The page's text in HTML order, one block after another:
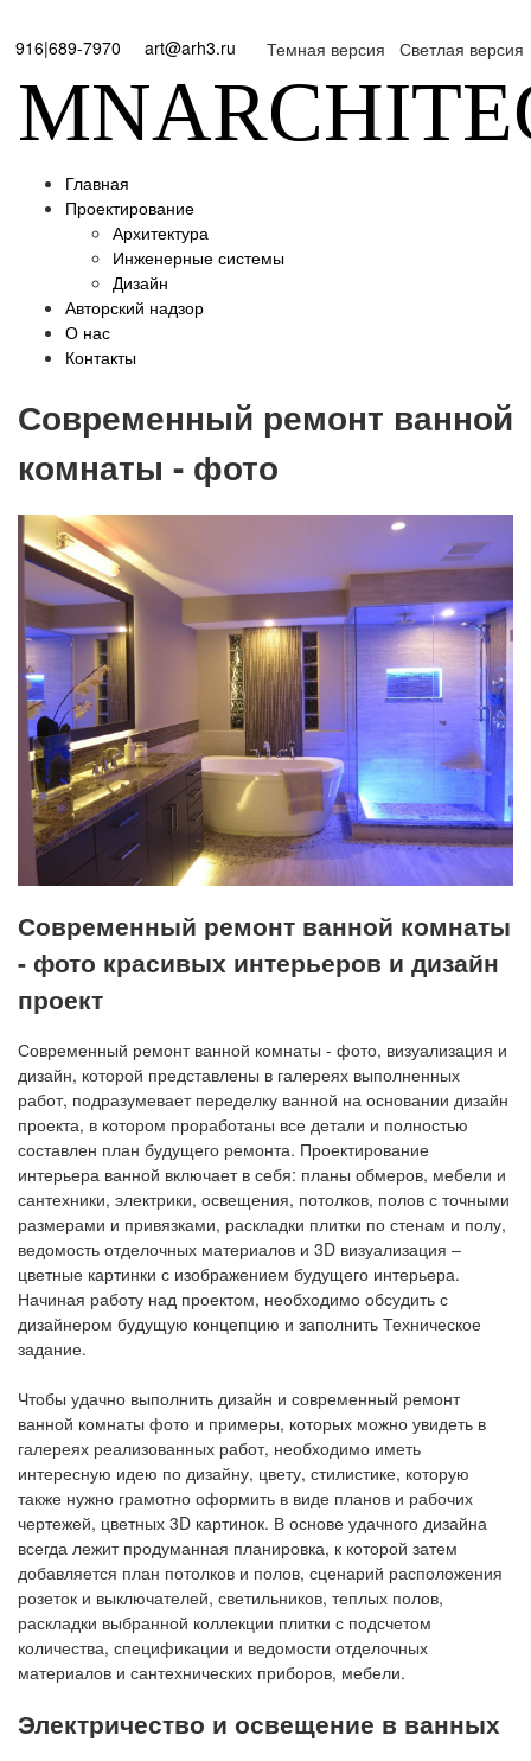
916|689-7970 art@arh3.ru Темная версия Светлая версия
Главная
Проектирование
Архитектура
Инженерные системы
Дизайн
Авторский надзор
О нас
Контакты
Современный ремонт ванной
комнаты - фото
Современный ремонт ванной комнаты
- фото красивых интерьеров и дизайн
проект
Современный ремонт ванной комнаты - фото, визуализация и
дизайн, которой представлены в галереях выполненных
работ, подразумевает переделку ванной на основании дизайн
проекта, в котором проработаны все детали и полностью
составлен план будущего ремонта. Проектирование
интерьера ванной включает в себя: планы обмеров, мебели и
сантехники, электрики, освещения, потолков, полов с точными
размерами и привязками, раскладки плитки по стенам и полу,
ведомость отделочных материалов и 3D визуализация –
цветные картинки с изображением будущего интерьера.
Начиная работу над проектом, необходимо обсудить с
дизайнером будущую концепцию и заполнить Техническое
задание.
Чтобы удачно выполнить дизайн и современный ремонт
ванной комнаты фото и примеры, которых можно увидеть в
галереях реализованных работ, необходимо иметь
интересную идею по дизайну, цвету, стилистике, которую
также нужно грамотно оформить в виде планов и рабочих
чертежей, цветных 3D картинок. В основе удачного дизайна
всегда лежит продуманная планировка, к которой затем
добавляется план потолков и полов, сценарий расположения
розеток и выключателей, светильников, теплых полов,
раскладки выбранной коллекции плитки с подсчетом
количества, спецификации и ведомости отделочных
материалов и сантехнических приборов, мебели.
Электричество и освещение в ванных